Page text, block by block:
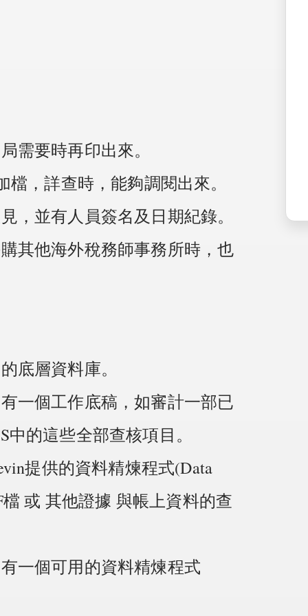
需要時再印出來。
，詳查時，能夠調閱出來。
，並有人員簽名及日期紀錄。
其他海外稅務師事務所時，也
底層資料庫。
一個工作底稿，如審計一部已
的這些全部查核項目。
提供的資料精煉程式(Data
或 其他證據 與帳上資料的查
一個可用的資料精煉程式